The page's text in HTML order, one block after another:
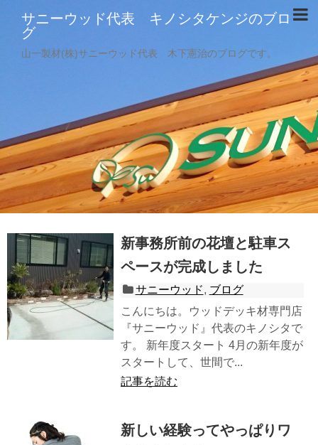
サニーウッド代表 キノシタケンジのブロ
グ
山一製材(株)サニーウッド代表 木下憲治のブログです。
新事務所前の花壇と駐車ス
ペースが完成しました
サニーウッド, ブログ
こんにちは。ウッドデッキ材専門店
『サニーウッド』代表のキノシタで
す。 新年度スタート 4月の新年度が
スタートして、世間で...
記事を読む
新しい経験ってやっぱりワ